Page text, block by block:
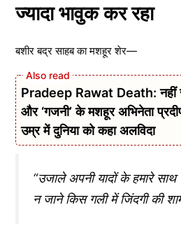
ज्यादा भावुक कर रहा
बशीर बद्र साहब का मशहूर शेर—
Pradeep Rawat Death: नहीं
और ‘गजनी’ के मशहूर अभिनेता
उम्र में दुनिया को कहा अलविदा
“उजाले अपनी यादों के हमारे साथ
न जाने किस गली में जिंदगी की